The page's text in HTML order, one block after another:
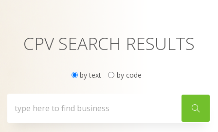
CPV SEARCH RESULTS
by text by code